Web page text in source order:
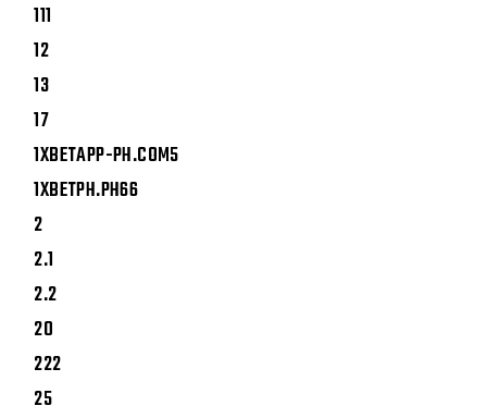
111
12
13
17
1XBETAPP-PH.COM5
1XBETPH.PH66
2
2.1
2.2
20
222
25